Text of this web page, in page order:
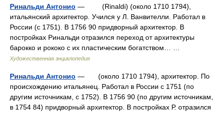
Ринальди Антонио — (Rinaldi) (около 1710 1794),
итальянский архитектор. Учился у Л. Ванвителли. Работал в
России (с 1751). В 1756 90 придворный архитектор. В
постройках Ринальди отразился переход от архитектуры
барокко и рококо с их пластическим богатством… …
Художественная энциклопедия
Ринальди Антонио — (около 1710 1794), архитектор. По
происхождению итальянец. Работал в России с 1751 (по
другим источникам, с 1752). В 1756 90 (по другим источникам,
в 1754 84) придворный архитектор. В постройках Р. отразился